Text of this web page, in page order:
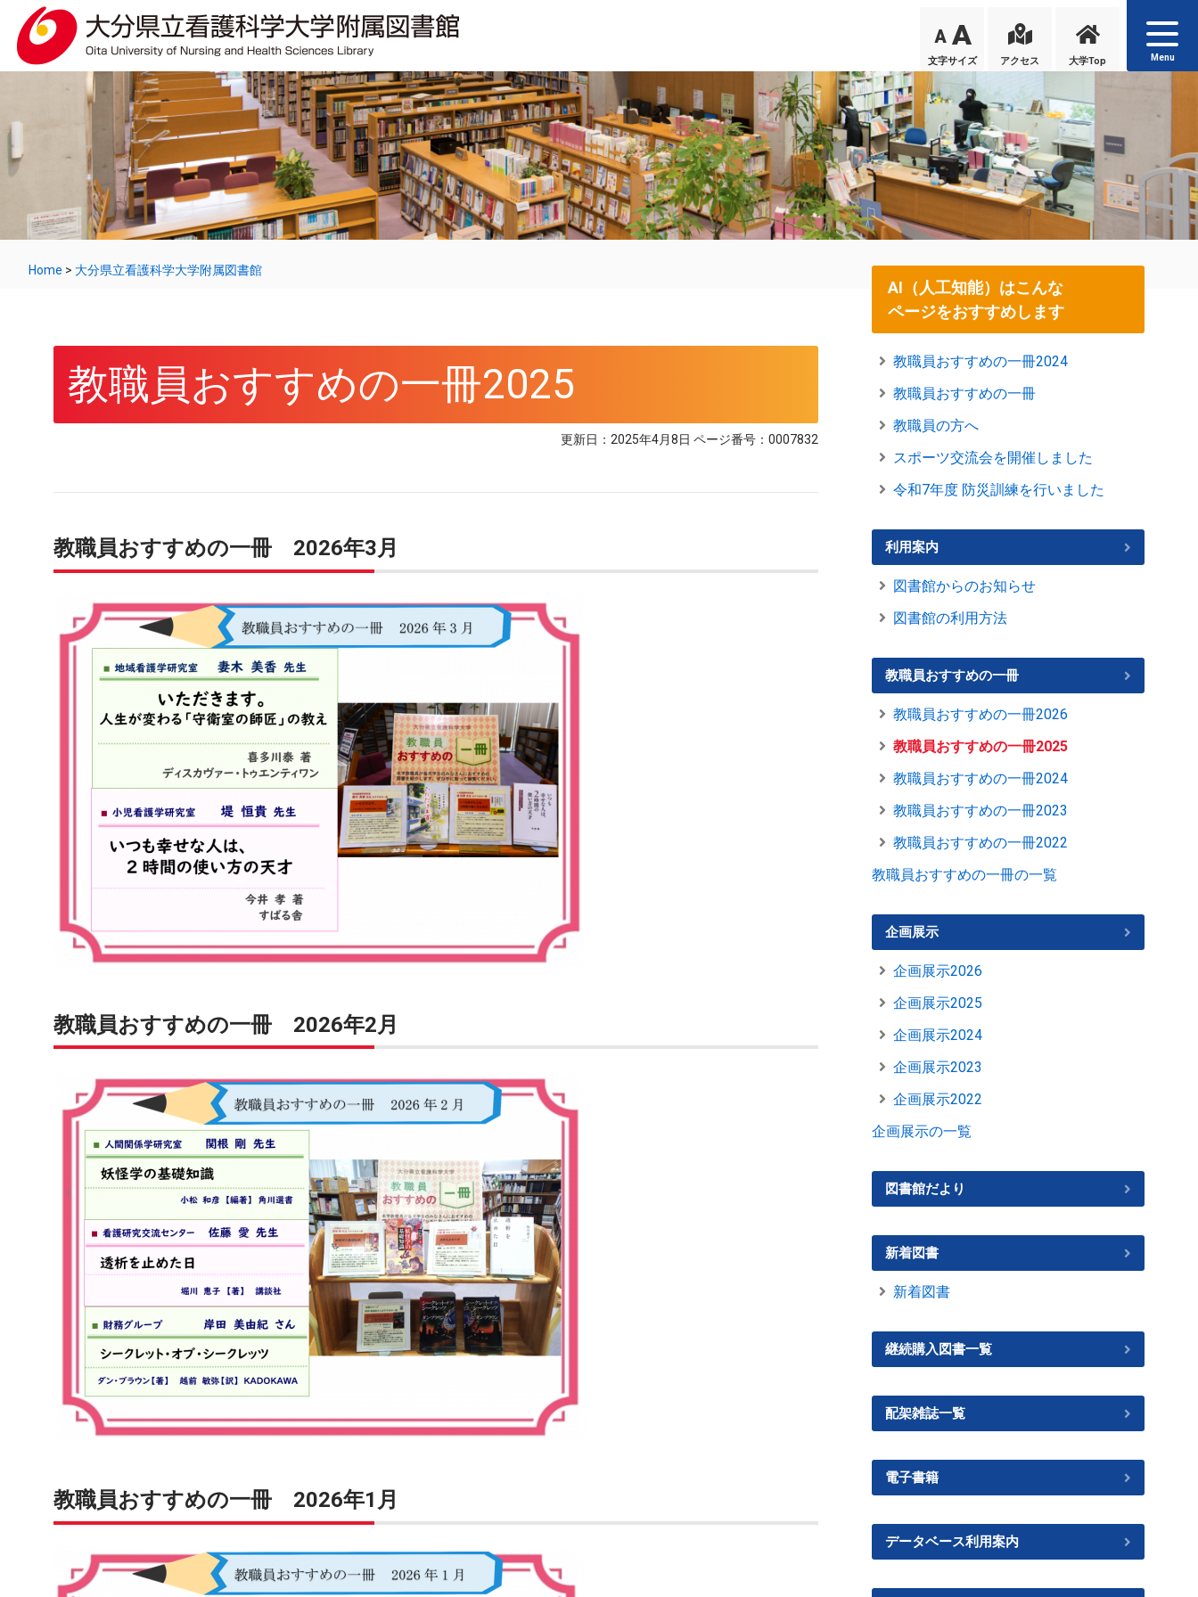
A A
文字サイズ アクセス 大学Top Menu
Home > 大分県立看護科学大学附属図書館
教職員おすすめの一冊2025
更新日：2025年4月8日 ページ番号：0007832
教職員おすすめの一冊 2026年3月
教職員おすすめの一冊 2026年2月
教職員おすすめの一冊 2026年1月
AI（人工知能）はこんな
ページをおすすめします
教職員おすすめの一冊2024
教職員おすすめの一冊
教職員の方へ
スポーツ交流会を開催しました
令和7年度 防災訓練を行いました
利用案内
図書館からのお知らせ
図書館の利用方法
教職員おすすめの一冊
教職員おすすめの一冊2026
教職員おすすめの一冊2025
教職員おすすめの一冊2024
教職員おすすめの一冊2023
教職員おすすめの一冊2022
教職員おすすめの一冊の一覧
企画展示
企画展示2026
企画展示2025
企画展示2024
企画展示2023
企画展示2022
企画展示の一覧
図書館だより
新着図書
新着図書
継続購入図書一覧
配架雑誌一覧
電子書籍
データベース利用案内